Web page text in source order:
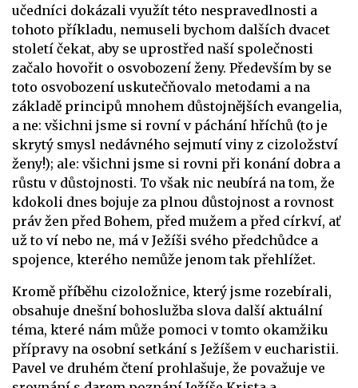
učedníci dokázali využít této nespravedlnosti a
tohoto příkladu, nemuseli bychom dalších dvacet
století čekat, aby se uprostřed naší společnosti
začalo hovořit o osvobození ženy. Především by se
toto osvobození uskutečňovalo metodami a na
základě principů mnohem důstojnějších evangelia,
a ne: všichni jsme si rovní v páchání hříchů (to je
skrytý smysl nedávného sejmutí viny z cizoložství
ženy!); ale: všichni jsme si rovni při konání dobra a
růstu v důstojnosti. To však nic neubírá na tom, že
kdokoli dnes bojuje za plnou důstojnost a rovnost
práv žen před Bohem, před mužem a před církví, ať
už to ví nebo ne, má v Ježíši svého předchůdce a
spojence, kterého nemůže jenom tak přehlížet.
Kromě příběhu cizoložnice, který jsme rozebírali,
obsahuje dnešní bohoslužba slova další aktuální
téma, které nám může pomoci v tomto okamžiku
přípravy na osobní setkání s Ježíšem v eucharistii.
Pavel ve druhém čtení prohlašuje, že považuje ve